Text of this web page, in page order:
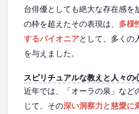
台俳優としても絶大な存在感を
の枠を超えたその表現は、 多様
するパイオニアとして、多くの
を与えました。
スピリチュアルな教えと人々の
近年では、「オーラの泉」など
じて、その深い洞察力と慈愛に